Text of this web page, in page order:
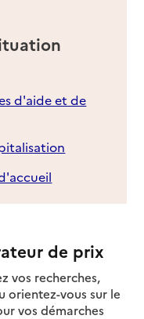
d'aide et de
de prix
vos recherches,
orientez-vous sur le
vos démarches